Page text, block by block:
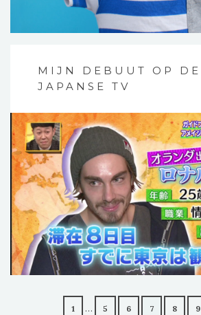
MIJN DEBUUT OP DE
JAPANSE TV
1 … 5 6 7 8 9